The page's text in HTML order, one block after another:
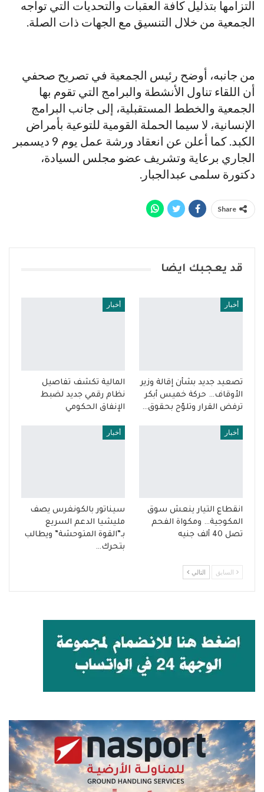
التزامها بتذليل كافة العقبات والتحديات التي تواجه
الجمعية من خلال التنسيق مع الجهات ذات الصلة.
من جانبه، أوضح رئيس الجمعية في تصريح صحفي
أن اللقاء تناول الأنشطة والبرامج التي تقوم بها
الجمعية والخطط المستقبلية، إلى جانب البرامج
الإنسانية، لا سيما الحملة القومية للتوعية بأمراض
الكبد. كما أعلن عن انعقاد ورشة عمل يوم 9 ديسمبر
الجاري برعاية وتشريف عضو مجلس السيادة،
دكتورة سلمى عبدالجبار.
Share
قد يعجبك ايضا
أخبار
تصعيد جديد بشأن إقالة وزير
الأوقاف… حركة خميس أبكر
ترفض القرار وتلوّح بحقوق…
أخبار
المالية تكشف تفاصيل
نظام رقمي جديد لضبط
الإنفاق الحكومي
أخبار
انقطاع التيار ينعش سوق
المكوجية… ومكواة الفحم
تصل 40 ألف جنيه
أخبار
سيناتور بالكونغرس يصف
مليشيا الدعم السريع
بـ”القوة المتوحشة” ويطالب
بتحرك…
السابق التالي